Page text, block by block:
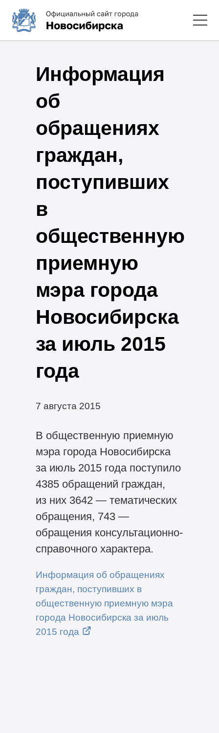
Информация
об
обращениях
граждан,
поступивших
в
общественную
приемную
мэра города
Новосибирска
за июль 2015
года
7 августа 2015
В общественную приемную
мэра города Новосибирска
за июль 2015 года поступило
4385 обращений граждан,
из них 3642 — тематических
обращения, 743 —
обращения консультационно-
справочного характера.
Информация об обращениях
граждан, поступивших в
общественную приемную мэра
города Новосибирска за июль
2015 года